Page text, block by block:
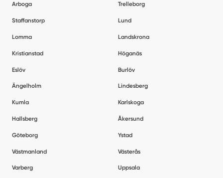
Arboga Trelleborg
Staffanstorp Lund
Lomma Landskrona
Kristianstad Höganäs
Eslöv Burlöv
Ängelholm Lindesberg
Kumla Karlskoga
Hallsberg Åkersund
Göteborg Ystad
Västmanland Västerås
Varberg Uppsala